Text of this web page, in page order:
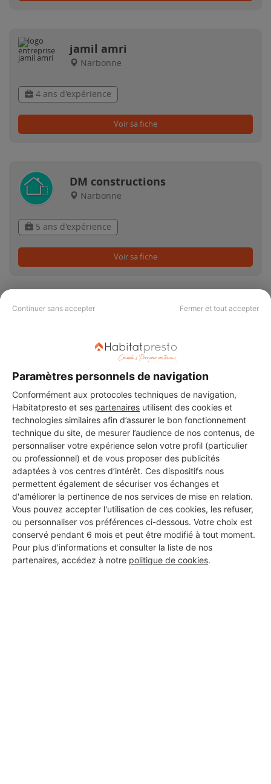
Continuer sans accepter Fermer et tout accepter
Paramètres personnels de navigation
Conformément aux protocoles techniques de navigation,
Habitatpresto et ses partenaires utilisent des cookies et
technologies similaires afin d’assurer le bon fonctionnement
technique du site, de mesurer l’audience de nos contenus, de
personnaliser votre expérience selon votre profil (particulier
ou professionnel) et de vous proposer des publicités
adaptées à vos centres d’intérêt. Ces dispositifs nous
permettent également de sécuriser vos échanges et
d'améliorer la pertinence de nos services de mise en relation.
Vous pouvez accepter l'utilisation de ces cookies, les refuser,
ou personnaliser vos préférences ci-dessous. Votre choix est
conservé pendant 6 mois et peut être modifié à tout moment.
Pour plus d'informations et consulter la liste de nos
partenaires, accédez à notre politique de cookies.
jamil amri
Narbonne
4 ans d'expérience
Voir sa fiche
DM constructions
Narbonne
5 ans d'expérience
Voir sa fiche
PAS LE TEMPS DE
CHERCHER ?
Vous souhaitez réaliser des travaux et ne savez quel professionnel
choisir ? Demandez des devis travauxauprès de notre réseau de 5 000
professionnels partout en France.
DEMANDER UN DEVIS